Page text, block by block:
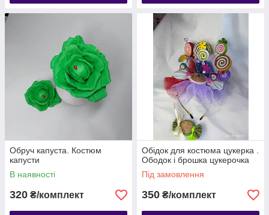
Обруч капуста. Костюм
капусти
В наявності
320 ₴/комплект
Обідок для костюма цукерка .
Ободок і брошка цукерочка
Під замовлення
350 ₴/комплект